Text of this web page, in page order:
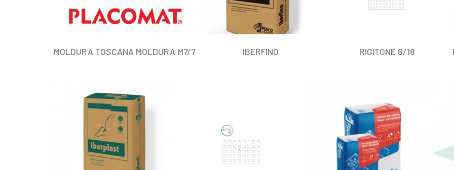
MOLDURA TOSCANA MOLDURA M7/7 IBERFINO RIGITONE 8/18